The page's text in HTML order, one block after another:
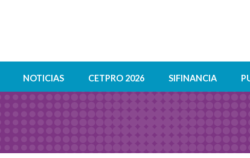
NOTICIAS CETPRO 2026 SIFINANCIA